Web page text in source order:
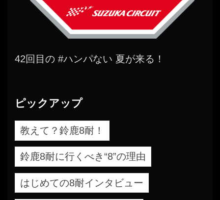
42回目の #ハンパない 夏が来る！
ピックアップ
教えて？鈴鹿8耐！
鈴鹿8耐に行くべき“8”の理由
はじめての8耐インタビュー